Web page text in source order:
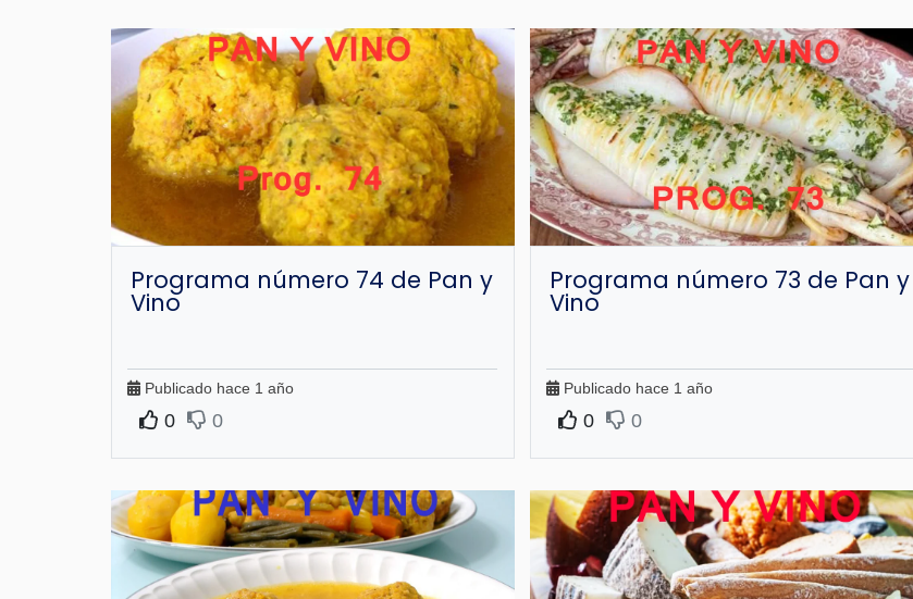
Programa número 74 de Pan y
Vino
Publicado hace 1 año
0 0
Programa número 73 de Pan y
Vino
Publicado hace 1 año
0 0